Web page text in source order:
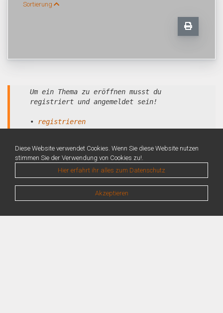
Sortierung
Um ein Thema zu eröffnen musst du
registriert und angemeldet sein!
• registrieren
Diese Website verwendet Cookies. Wenn Sie diese Website nutzen
stimmen Sie der Verwendung von Cookies zu!.
Hier erfahrt ihr alles zum Datenschutz
Akzeptieren